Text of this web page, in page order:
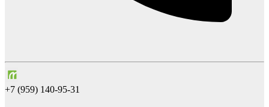
+7 (959) 140-95-31